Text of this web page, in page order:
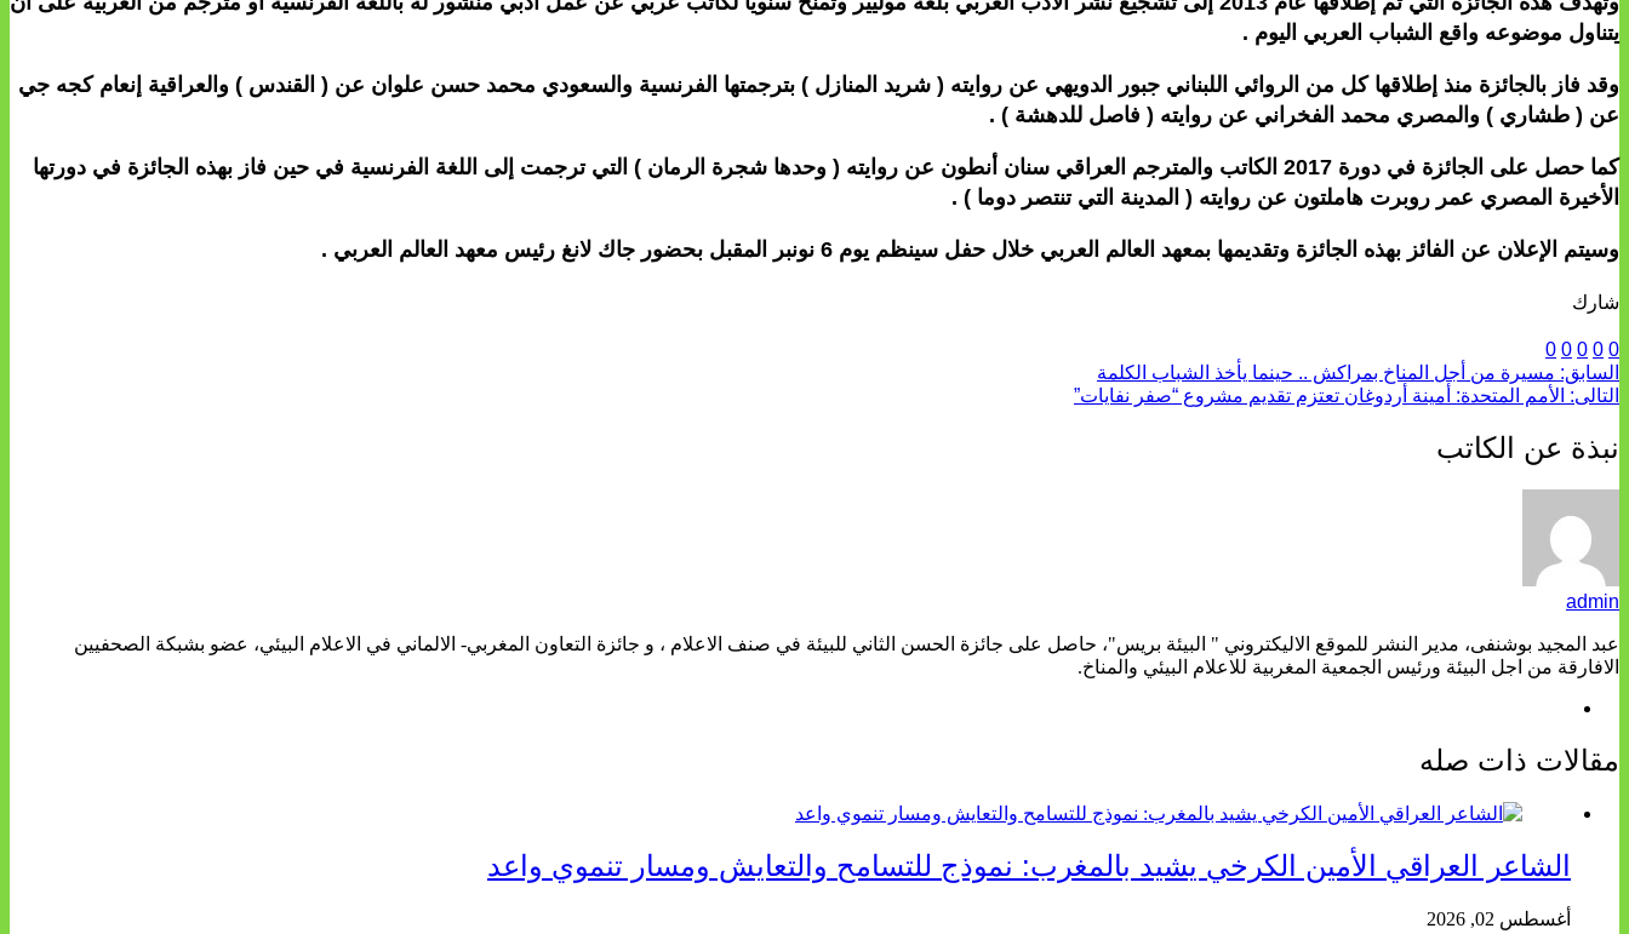
يتناول موضوعه واقع الشباب العربي اليوم .
وقد فاز بالجائزة منذ إطلاقها كل من الروائي اللبناني جبور الدويهي عن روايته ( شريد المنازل ) بترجمتها الفرنسية والسعودي محمد حسن علوان عن ( القندس ) والعراقية إنعام كجه جي
عن ( طشاري ) والمصري محمد الفخراني عن روايته ( فاصل للدهشة ) .
كما حصل على الجائزة في دورة 2017 الكاتب والمترجم العراقي سنان أنطون عن روايته ( وحدها شجرة الرمان ) التي ترجمت إلى اللغة الفرنسية في حين فاز بهذه الجائزة في دورتها
الأخيرة المصري عمر روبرت هاملتون عن روايته ( المدينة التي تنتصر دوما ) .
وسيتم الإعلان عن الفائز بهذه الجائزة وتقديمها بمعهد العالم العربي خلال حفل سينظم يوم 6 نونبر المقبل بحضور جاك لانغ رئيس معهد العالم العربي .
شارك
0
0
0
0
0
السابق: مسيرة من أجل المناخ بمراكش .. حينما يأخذ الشباب الكلمة
التالى: الأمم المتحدة: أمينة أردوغان تعتزم تقديم مشروع “صفر نفايات”
نبذة عن الكاتب
admin
عبد المجيد بوشنفى، مدير النشر للموقع الاليكتروني " البيئة بريس"، حاصل على جائزة الحسن الثاني للبيئة في صنف الاعلام ، و جائزة التعاون المغربي- الالماني في الاعلام البيئي، عضو بشبكة الصحفيين
الافارقة من اجل البيئة ورئيس الجمعية المغربية للاعلام البيئي والمناخ.
مقالات ذات صله
الشاعر العراقي الأمين الكرخي يشيد بالمغرب: نموذج للتسامح والتعايش ومسار تنموي واعد
أغسطس 02, 2026